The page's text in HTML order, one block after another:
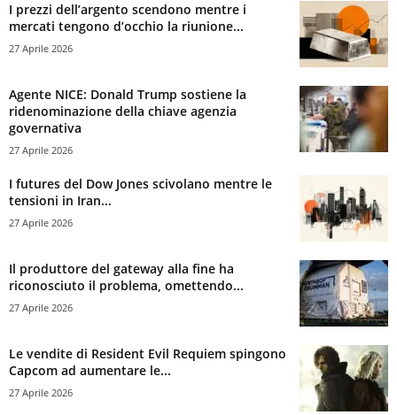
I prezzi dell’argento scendono mentre i
mercati tengono d’occhio la riunione...
27 Aprile 2026
Agente NICE: Donald Trump sostiene la
ridenominazione della chiave agenzia
governativa
27 Aprile 2026
I futures del Dow Jones scivolano mentre le
tensioni in Iran...
27 Aprile 2026
Il produttore del gateway alla fine ha
riconosciuto il problema, omettendo...
27 Aprile 2026
Le vendite di Resident Evil Requiem spingono
Capcom ad aumentare le...
27 Aprile 2026